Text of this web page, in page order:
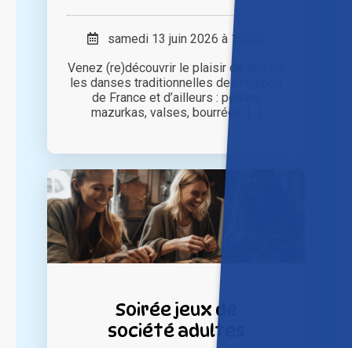
samedi 13 juin 2026 à 15h30
Venez (re)découvrir le plaisir de danser
les danses traditionnelles des régions
de France et d’ailleurs : polkas,
mazurkas, valses, bourrées, [...]
Soirée jeux de
société adultes